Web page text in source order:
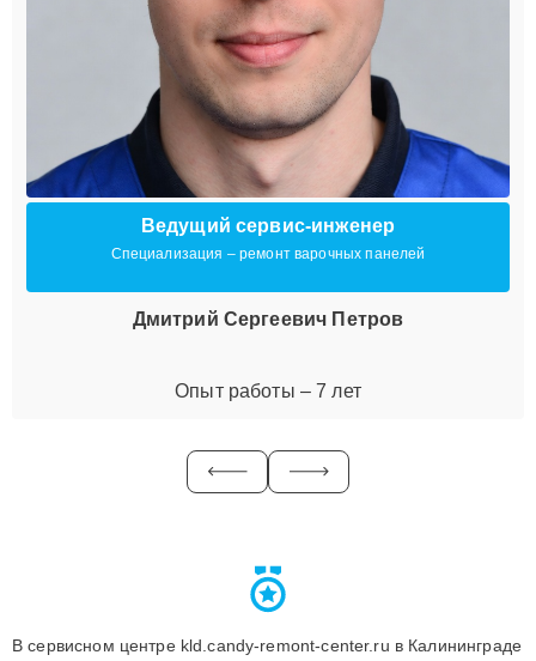
Ведущий сервис-инженер
Специализация – ремонт варочных панелей
Дмитрий Сергеевич Петров
Опыт работы – 7 лет
В сервисном центре kld.candy-remont-center.ru в Калининграде